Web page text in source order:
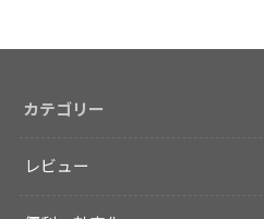
カテゴリー
レビュー